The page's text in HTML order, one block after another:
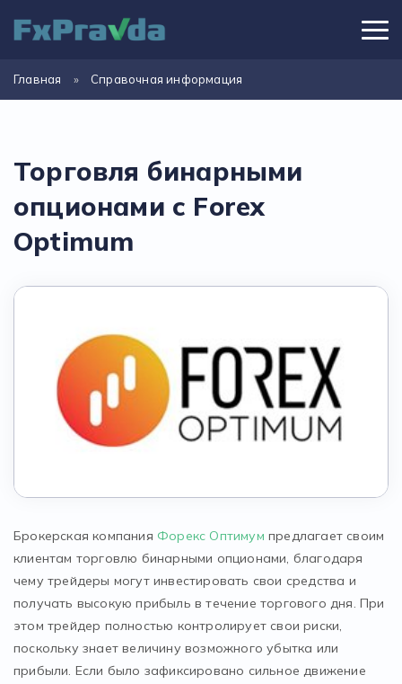
Главная » Справочная информация
Торговля бинарными
опционами с Forex
Optimum
Брокерская компания Форекс Оптимум предлагает своим
клиентам торговлю бинарными опционами, благодаря
чему трейдеры могут инвестировать свои средства и
получать высокую прибыль в течение торгового дня. При
этом трейдер полностью контролирует свои риски,
поскольку знает величину возможного убытка или
прибыли. Если было зафиксировано сильное движение